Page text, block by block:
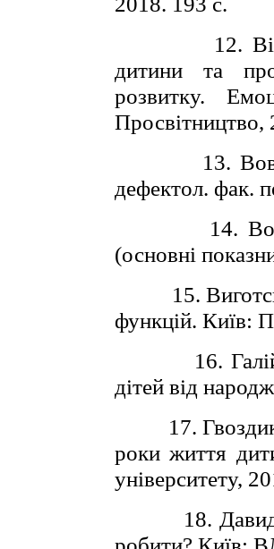
12.
дитини та
розвитку.
Просвітництво,
13.
дефектол. фак.
14.
(основні
15.
функцій. Київ:
16.
дітей від
17.
роки життя
університету,
18.